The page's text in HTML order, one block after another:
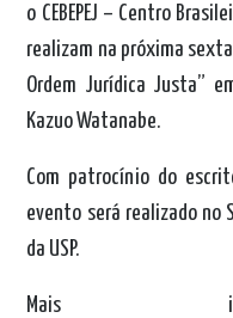
o CEBEPEJ – Centro
realizam na próxima
Ordem Jurídica Justa”
Kazuo Watanabe.
Com patrocínio do
evento será realizado no
da USP.
Mais